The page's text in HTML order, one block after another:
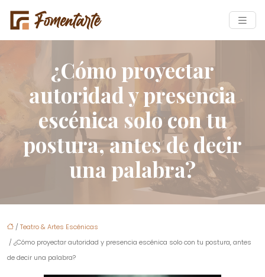
¿Cómo proyectar
autoridad y presencia
escénica solo con tu
postura, antes de decir
una palabra?
/Teatro & Artes Escénicas
/ ¿Cómo proyectar autoridad y presencia escénica solo con tu postura, antes
de decir una palabra?